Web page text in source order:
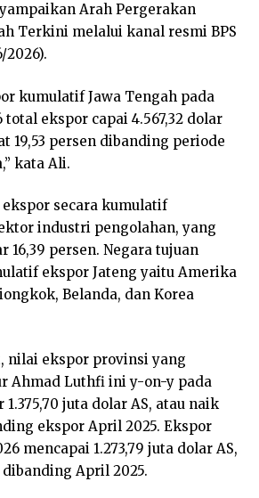
Arah Pergerakan
Terkini melalui kanal resmi BPS
2026).
kumulatif Jawa Tengah pada
ekspor capai 4.567,32 dolar
19,53 persen dibanding periode
kata Ali.
secara kumulatif
industri pengolahan, yang
16,39 persen. Negara tujuan
ekspor Jateng yaitu Amerika
Belanda, dan Korea
nilai ekspor provinsi yang
Ahmad Luthfi ini y-on-y pada
juta dolar AS, atau naik
ekspor April 2025. Ekspor
mencapai 1.273,79 juta dolar AS,
April 2025.